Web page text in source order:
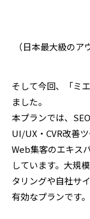
（日本最大級のア
そして今回、「ミ
ました。
本プランでは、
UI/UX・CVR改善
Web集客のエキス
しています。大規
タリングや自社サ
有効なプランです。